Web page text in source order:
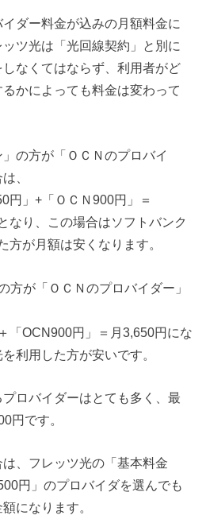
ダー料金が込みの月額料金に
ツ光は「光回線契約」と別に
しなくてはならず、利用者がど
かによっても料金は変わって
」の方が「ＯＣＮのプロバイ
、
円」+「ＯＣＮ900円」＝
なり、この場合はソフトバンク
方が月額は安くなります。
方が「ＯＣＮのプロバイダー」
「OCN900円」＝月3,650円にな
利用した方が安いです。
ロバイダーはとても多く、最
円です。
、フレッツ光の「基本料金
円」のプロバイダを選んでも
になります。